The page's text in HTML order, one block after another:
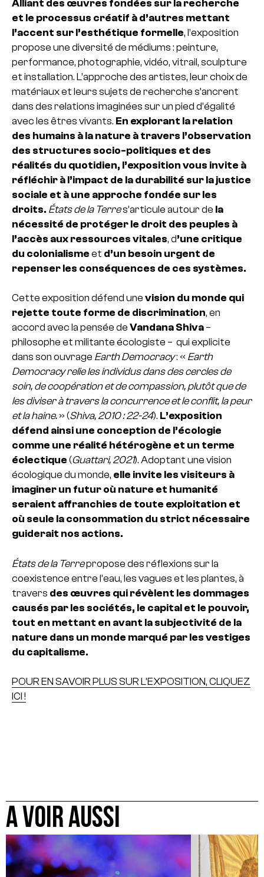
Alliant des œuvres fondées sur la recherche
et le processus créatif à d’autres mettant
l’accent sur l’esthétique formelle, l’exposition
propose une diversité de médiums : peinture,
performance, photographie, vidéo, vitrail, sculpture
et installation. L’approche des artistes, leur choix de
matériaux et leurs sujets de recherche s’ancrent
dans des relations imaginées sur un pied d’égalité
avec les êtres vivants. En explorant la relation
des humains à la nature à travers l’observation
des structures socio-politiques et des
réalités du quotidien, l’exposition vous invite à
réfléchir à l’impact de la durabilité sur la justice
sociale et à une approche fondée sur les
droits. États de la Terres’articule autour de la
nécessité de protéger le droit des peuples à
l’accès aux ressources vitales, d’une critique
du colonialisme et d’un besoin urgent de
repenser les conséquences de ces systèmes.
Cette exposition défend une vision du monde qui
rejette toute forme de discrimination, en
accord avec la pensée de Vandana Shiva –
philosophe et militante écologiste – qui explicite
dans son ouvrage Earth Democracy: « Earth
Democracy relie les individus dans des cercles de
soin, de coopération et de compassion, plutôt que de
les diviser à travers la concurrence et le conflit, la peur
et la haine. » (Shiva, 2010 : 22-24). L’exposition
défend ainsi une conception de l’écologie
comme une réalité hétérogène et un terme
éclectique (Guattari, 2021). Adoptant une vision
écologique du monde, elle invite les visiteurs à
imaginer un futur où nature et humanité
seraient affranchies de toute exploitation et
où seule la consommation du strict nécessaire
guiderait nos actions.
États de la Terrepropose des réflexions sur la
coexistence entre l’eau, les vagues et les plantes, à
travers des œuvres qui révèlent les dommages
causés par les sociétés, le capital et le pouvoir,
tout en mettant en avant la subjectivité de la
nature dans un monde marqué par les vestiges
du capitalisme.
POUR EN SAVOIR PLUS SUR L’EXPOSITION, CLIQUEZ
ICI !
A VOIR AUSSI